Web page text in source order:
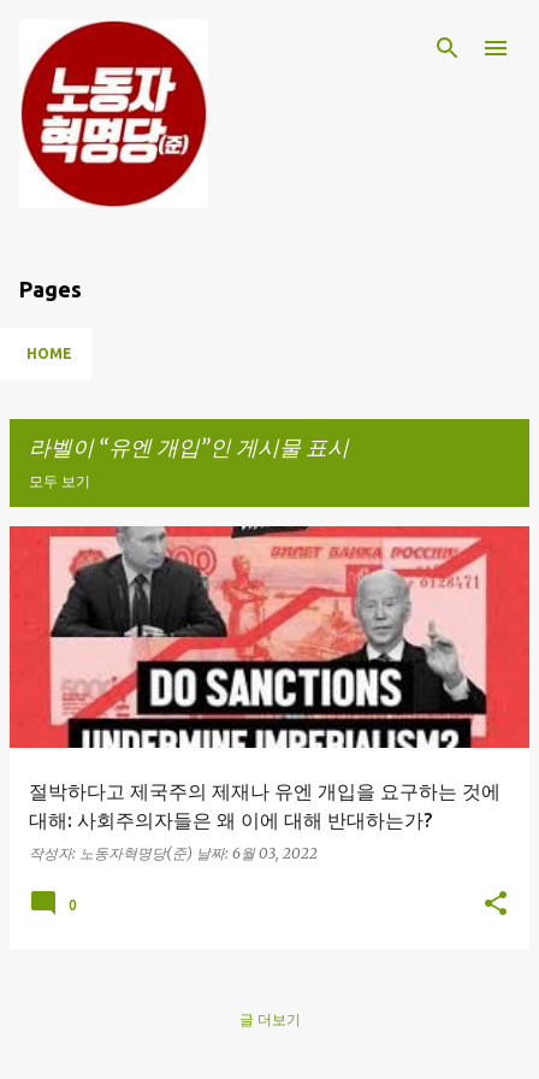
Pages
HOME
라벨이 유엔 개입 인 게시물 표시
모두 보기
절박하다고 제국주의 제재나 유엔 개입을 요구하는 것에
대해: 사회주의자들은 왜 이에 대해 반대하는가?
작성자: 노동자혁명당(준) 날짜: 6월 03, 2022
0
글 더보기